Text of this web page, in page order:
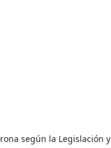
según la Legislación y